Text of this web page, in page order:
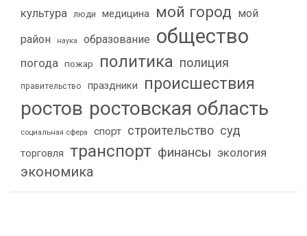
культура люди медицина мой город мой
район
наука образование общество
погода пожар политика полиция
правительство праздники происшествия
ростов ростовская область
социальная сфера спорт строительство суд
торговля транспорт финансы экология
экономика